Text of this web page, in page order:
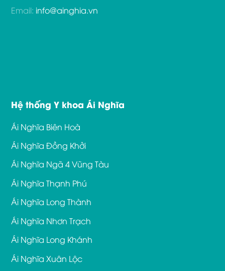
Email: info@ainghia.vn
Hệ thống Y khoa Ái Nghĩa
Ái Nghĩa Biên Hoà
Ái Nghĩa Đồng Khởi
Ái Nghĩa Ngã 4 Vũng Tàu
Ái Nghĩa Thạnh Phú
Ái Nghĩa Long Thành
Ái Nghĩa Nhơn Trạch
Ái Nghĩa Long Khánh
Ái Nghĩa Xuân Lộc